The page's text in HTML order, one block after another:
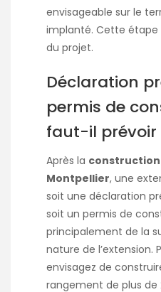
envisageable sur le
implanté. Cette
du projet.
Déclaration
permis de
faut-il prévoir
Après la
Montpellier, une
soit une déclaration
soit un permis de
principalement de la
nature de l’extension.
envisagez de
rangement de plus de